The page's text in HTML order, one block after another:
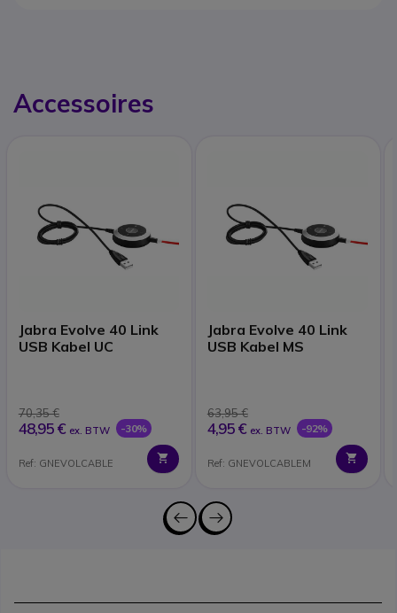
Accessoires
Jabra Evolve 40 Link
USB Kabel UC
70,35 €
48,95 € ex. BTW -30%
Ref: GNEVOLCABLE
Jabra Evolve 40 Link
USB Kabel MS
63,95 €
4,95 € ex. BTW -92%
Ref: GNEVOLCABLEM